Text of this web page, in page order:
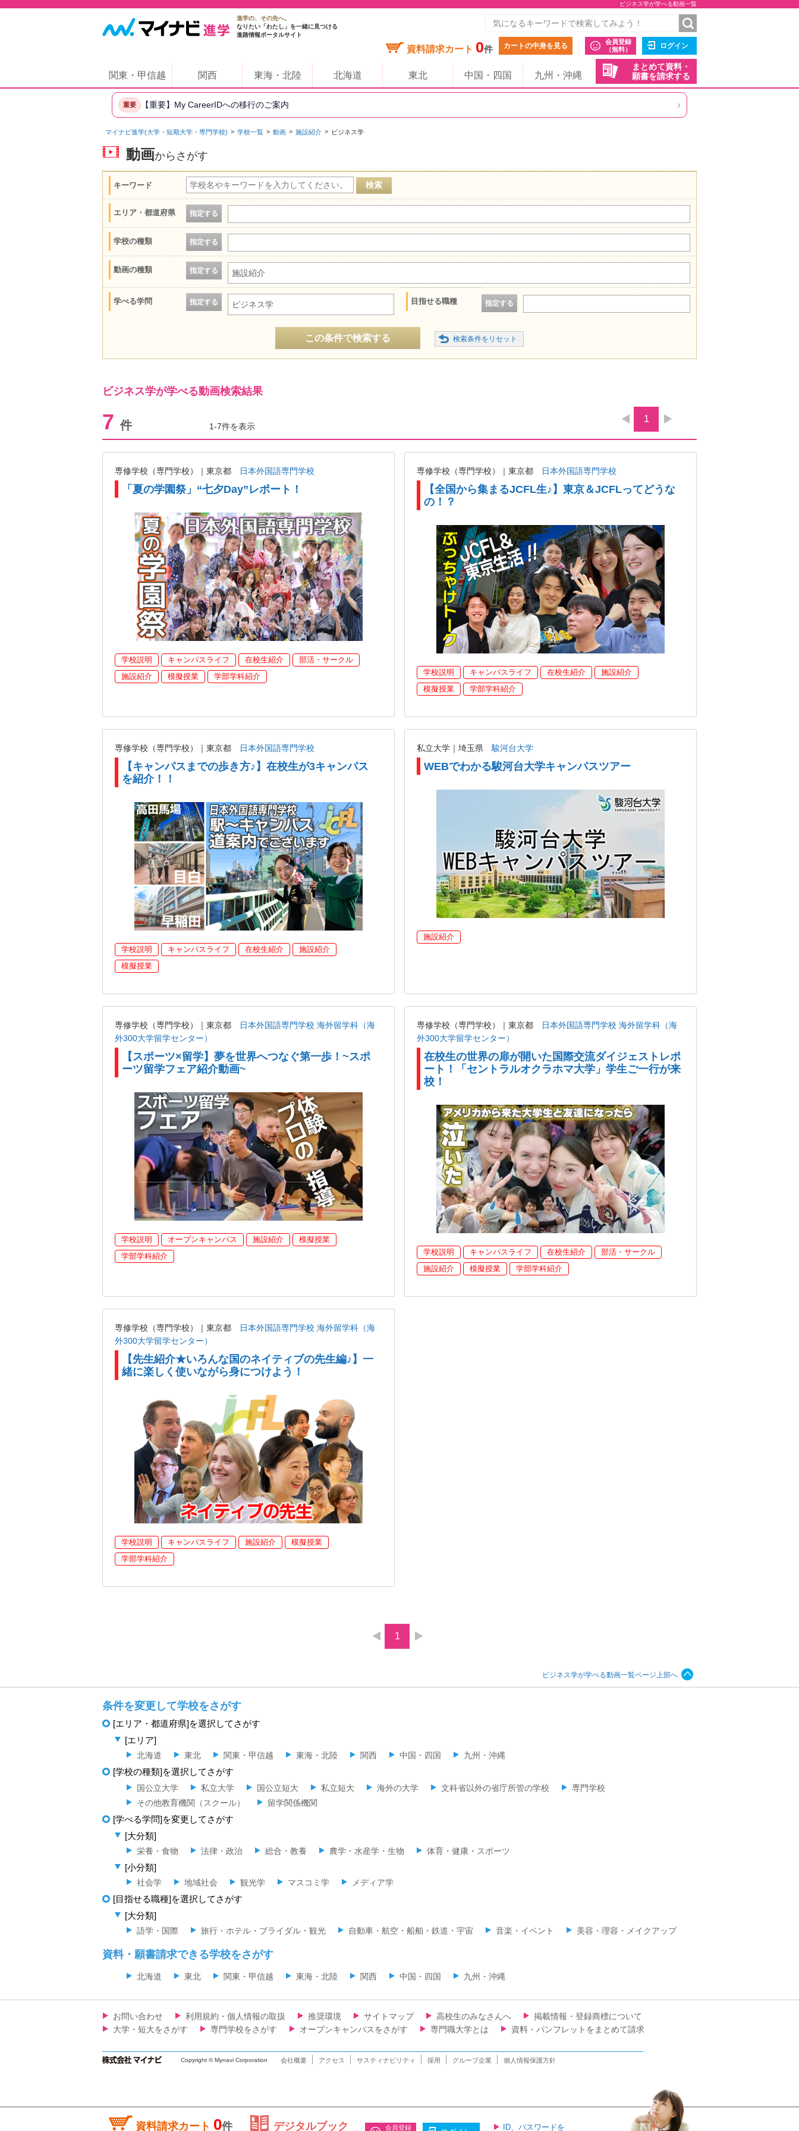
ビジネス学が学べる動画一覧
進学の、その先へ。
なりたい「わたし」を一緒に見つける
進路情報ポータルサイト
資料請求カート 0件 カートの中身を見る
会員登録
（無料）
ログイン
まとめて資料・
願書を請求する
関東・甲信越 関西 東海・北陸 北海道 東北 中国・四国 九州・沖縄
重要 【重要】My CareerIDへの移行のご案内 ›
マイナビ進学(大学・短期大学・専門学校) 学校一覧 動画 施設紹介 ビジネス学
動画からさがす
キーワード
エリア・都道府県 指定する
学校の種類 指定する
動画の種類 指定する 施設紹介
学べる学問 指定する ビジネス学 目指せる職種 指定する
この条件で検索する
ビジネス学が学べる動画検索結果
7 件 1-7件を表示
1
専修学校（専門学校）｜東京都 日本外国語専門学校
「夏の学園祭」“七夕Day”レポート！
学校説明 キャンパスライフ 在校生紹介
部活・サークル
施設紹介
模擬授業 学部学科紹介
専修学校（専門学校）｜東京都 日本外国語専門学校
【全国から集まるJCFL生♪】東京＆JCFLってどうな
の！？
学校説明 キャンパスライフ 在校生紹介
施設紹介
模擬授業
学部学科紹介
専修学校（専門学校）｜東京都 日本外国語専門学校
【キャンパスまでの歩き方♪】在校生が3キャンパス
を紹介！！
学校説明 キャンパスライフ 在校生紹介
施設紹介
模擬授業
私立大学｜埼玉県 駿河台大学
WEBでわかる駿河台大学キャンパスツアー
施設紹介
専修学校（専門学校）｜東京都
日本外国語専門学校 海外留学科（海
外300大学留学センター）
【スポーツ×留学】夢を世界へつなぐ第一歩！~スポ
ーツ留学フェア紹介動画~
学校説明 オープンキャンパス 施設紹介
模擬授業
学部学科紹介
専修学校（専門学校）｜東京都
日本外国語専門学校 海外留学科（海
外300大学留学センター）
在校生の世界の扉が開いた国際交流ダイジェストレポ
ート！「セントラルオクラホマ大学」学生ご一行が来
校！
学校説明 キャンパスライフ 在校生紹介
部活・サークル
施設紹介
模擬授業 学部学科紹介
専修学校（専門学校）｜東京都
日本外国語専門学校 海外留学科（海
外300大学留学センター）
【先生紹介★いろんな国のネイティブの先生編♪】一
緒に楽しく使いながら身につけよう！
学校説明 キャンパスライフ 施設紹介
模擬授業
学部学科紹介
1
ビジネス学が学べる動画一覧ページ上部へ
条件を変更して学校をさがす
[エリア・都道府県]を選択してさがす
[エリア]
北海道 東北 関東・甲信越 東海・北陸 関西 中国・四国 九州・沖縄
[学校の種類]を選択してさがす
国公立大学 私立大学 国公立短大 私立短大 海外の大学 文科省以外の省庁所管の学校
専門学校
その他教育機関（スクール）
留学関係機関
[学べる学問]を変更してさがす
[大分類]
栄養・食物 法律・政治 総合・教養 農学・水産学・生物 体育・健康・スポーツ
[小分類]
社会学 地域社会 観光学 マスコミ学 メディア学
[目指せる職種]を選択してさがす
[大分類]
語学・国際 旅行・ホテル・ブライダル・観光 自動車・航空・船舶・鉄道・宇宙 音楽・イベント 美容・理容・メイクアップ
資料・願書請求できる学校をさがす
北海道 東北 関東・甲信越 東海・北陸 関西 中国・四国 九州・沖縄
お問い合わせ 利用規約・個人情報の取扱 推奨環境 サイトマップ 高校生のみなさんへ
掲載情報・登録商標について
大学・短大をさがす
専門学校をさがす オープンキャンパスをさがす 専門職大学とは 資料・パンフレットをまとめて請求
Copyright © Mynavi Corporation 会社概要 アクセス サスティナビリティ 採用 グループ企業 個人情報保護方針
資料請求カート 0件 デジタルブック 会員登録 ID、パスワードを